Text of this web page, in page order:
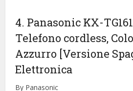
4. Panasonic KX-
Telefono cordless,
Azzurro [Versione
Elettronica
By Panasonic